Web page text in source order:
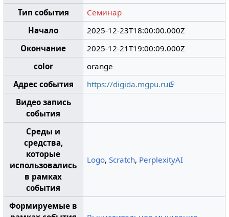
Тип события
Семинар
Начало
2025-12-23T18:00:00.000Z
Окончание
2025-12-21T19:00:09.000Z
color
orange
Адрес события
https://digida.mgpu.ru
Видео запись
события
Среды и
средства,
которые
использовались
в рамках
события
Logo,Scratch, PerplexityAI
Формируемые в